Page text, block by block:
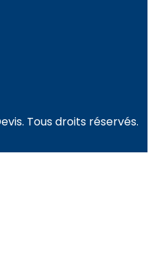
Tous droits réservés.